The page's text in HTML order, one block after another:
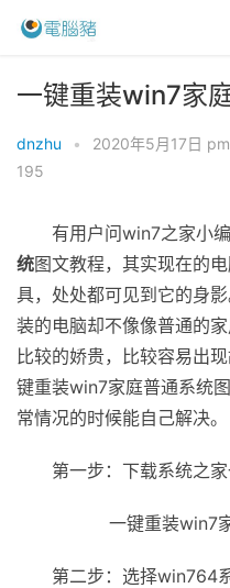
一键重装win7家
dnzhu • 2020年5月17日
195
有用户问win7之家小
统图文教程，其实现在的
具，处处都可见到它的身
装的电脑却不像像普通的
比较的娇贵，比较容易出
键重装win7家庭普通系统
常情况的时候能自己解决。
第一步：下载系统之家
一键重装win7家
第二步：选择win764系